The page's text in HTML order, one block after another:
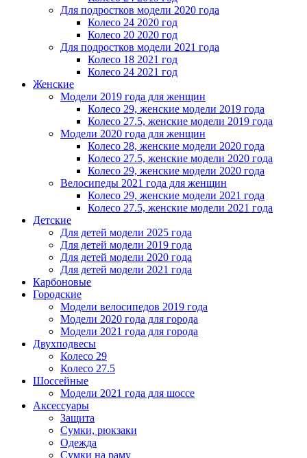
Для подростков модели 2020 года
Колесо 24 2020 год
Колесо 20 2020 год
Для подростков модели 2021 года
Колесо 18 2021 год
Колесо 24 2021 год
Женскиe
Модели 2019 года для женщин
Колесо 29, женские модели 2019 года
Колесо 27.5, женские модели 2019 года
Модели 2020 года для женщин
Колесо 28, женские модели 2020 года
Колесо 27.5, женские модели 2020 года
Колесо 29, женские модели 2020 года
Велосипеды 2021 года для женщин
Колесо 29, женские модели 2021 года
Колесо 27.5, женские модели 2021 года
Детские
Для детей модели 2025 года
Для детей модели 2019 года
Для детей модели 2020 года
Для детей модели 2021 года
Карбоновые
Городские
Модели велосипедов 2019 года
Модели 2020 года для города
Модели 2021 года для города
Двухподвесы
Колесо 29
Колесо 27.5
Шоссейные
Модели 2021 года для шоссе
Аксессуары
Защита
Сумки, рюкзаки
Одежда
Сумки на раму